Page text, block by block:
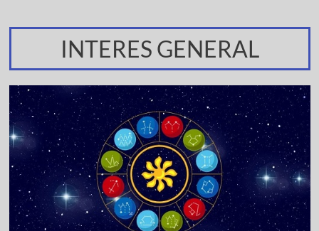
INTERES GENERAL